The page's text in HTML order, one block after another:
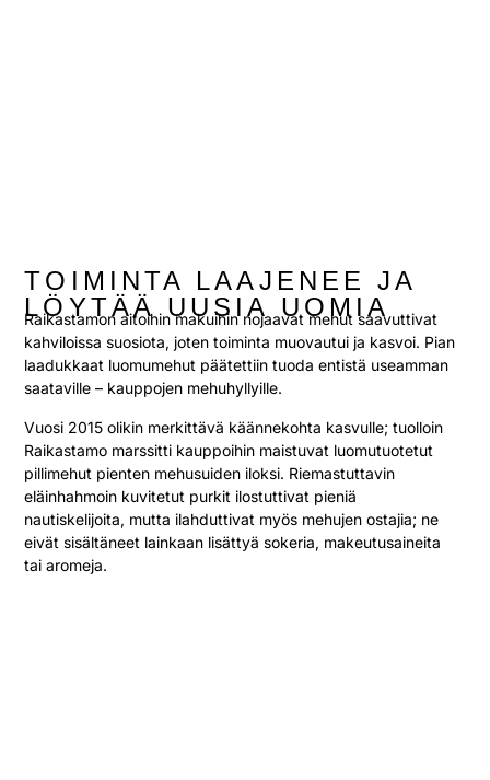
TOIMINTA LAAJENEE JA
LÖYTÄÄ UUSIA UOMIA
Raikastamon aitoihin makuihin nojaavat mehut saavuttivat
kahviloissa suosiota, joten toiminta muovautui ja kasvoi. Pian
laadukkaat luomumehut päätettiin tuoda entistä useamman
saataville – kauppojen mehuhyllyille.
Vuosi 2015 olikin merkittävä käännekohta kasvulle; tuolloin
Raikastamo marssitti kauppoihin maistuvat luomutuotetut
pillimehut pienten mehusuiden iloksi. Riemastuttavin
eläinhahmoin kuvitetut purkit ilostuttivat pieniä
nautiskelijoita, mutta ilahduttivat myös mehujen ostajia; ne
eivät sisältäneet lainkaan lisättyä sokeria, makeutusaineita
tai aromeja.